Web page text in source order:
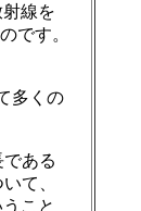
線を
です。
多くの
ある
て、
こと